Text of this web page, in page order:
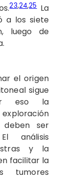
23,24,25La
a los siete
luego de
el origen
sigue
eso la
ser
análisis
y la
facilitar la
tumores